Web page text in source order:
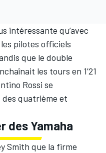
intéressante qu’avec
pilotes officiels
que le double
les tours en 1’21
Rossi se
quatrième et
des Yamaha
Smith que la firme